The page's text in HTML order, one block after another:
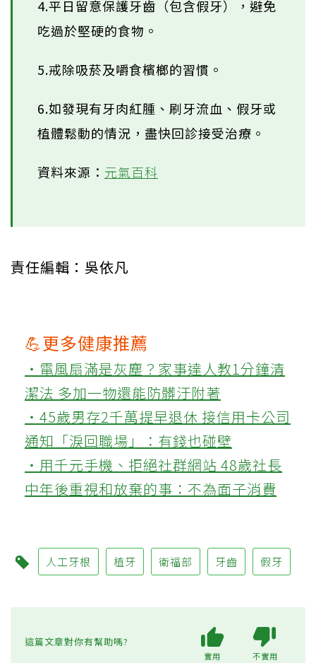
4.平日留意保護牙齒（包含假牙），避免
吃過於堅硬的食物。
5.戒除吸菸及嚼食檳榔的習慣。
6.如發現有牙肉紅腫、刷牙流血、假牙或
植體鬆動的情況，盡快回診接受治療。
資料來源： 元氣百科
責任編輯：吳依凡
💪更多健康推薦
‧電風扇滿是灰塵？家事達人教1分鐘清
潔法 多加一物還能防髒汙附著
‧45歲男存2千萬提早退休 接信用卡公司
通知「淚回職場」：有錢也碰壁
‧用千元手機、拒絕社群網站 48歲社長
中年後重視和放棄的事：不為面子消費
人工牙根 植牙 衛福部 牙齒 假牙
這篇文章對你有幫助嗎?
實用 不實用